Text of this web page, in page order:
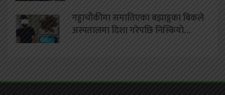
गड्डाचौकीमा समातिएका बझाङ्गका बिकले
अस्पतालमा दिशा गरेपछि निस्कियो…